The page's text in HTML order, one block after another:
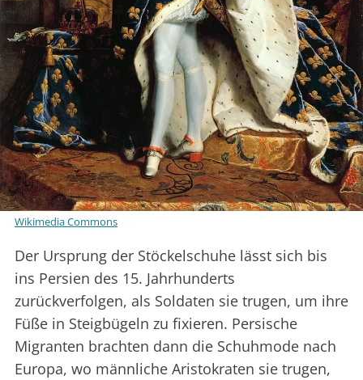
Wikimedia Commons
Der Ursprung der Stöckelschuhe lässt sich bis
ins Persien des 15. Jahrhunderts
zurückverfolgen, als Soldaten sie trugen, um ihre
Füße in Steigbügeln zu fixieren. Persische
Migranten brachten dann die Schuhmode nach
Europa, wo männliche Aristokraten sie trugen,